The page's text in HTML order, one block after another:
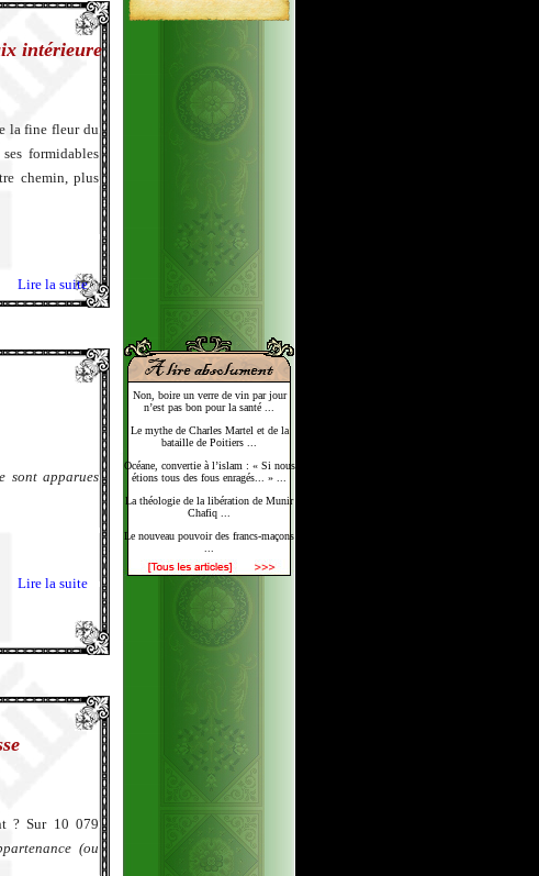
Non, boire un verre de vin par jour
n’est pas bon pour la santé ...
Le mythe de Charles Martel et de la
bataille de Poitiers ...
Océane, convertie à l’islam : « Si nous
étions tous des fous enragés... » ...
La théologie de la libération de Munir
Chafiq ...
Le nouveau pouvoir des francs-maçons
intérieure
la fine fleur du
formidables
chemin, plus
Lire la suite
sont apparues
Lire la suite
? Sur 10 079
(ou